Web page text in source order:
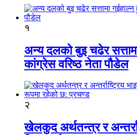
१
अन्य दलको बुइ चढेर
कांग्रेस वरिष्ठ नेता पौडेल
२
खेलकुद अर्थतन्त्र र